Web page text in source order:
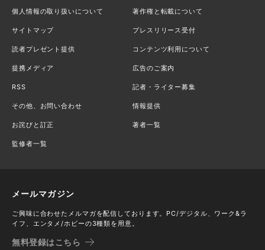
個人情報の取り扱いについて 著作権と転載について
サイトマップ プレスリリース受付
読者プレゼント提供 コンテンツ利用について
提携メディア 広告のご案内
RSS 記者・ライター募集
その他、お問い合わせ 情報提供
お詫びと訂正 著者一覧
監修者一覧
メールマガジン
ご興味に合わせたメルマガを配信しております。PC/デジタル、ワーク&ラ
イフ、エンタメ/ホビーの3種類を用意。
無料登録はこちら